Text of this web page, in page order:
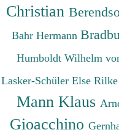
Christian
Bahr Hermann
Humboldt Wilhelm
Lasker-Schüler Else
Mann Klaus
Gioacchino